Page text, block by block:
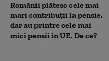
Românii plătesc cele mai
mari contribuții la pensie,
dar au printre cele mai
mici pensii în UE. De ce?